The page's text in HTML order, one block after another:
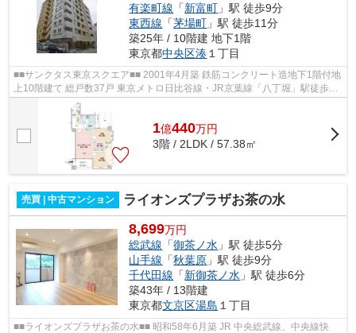
有楽町線 「新富町 」駅 徒歩9分
東西線 「茅場町 」駅 徒歩11分
築25年 / 10階建 地下1階
東京都中央区湊 １丁目
■■サンクタス東京スクエア■■ 2001年4月築 鉄筋コンクリート造地下1階付地
上10階建て 総戸数37戸 東京メトロ日比谷線・JR京葉線「八丁堀」駅徒歩4
分 東京メトロ有楽町線「新富町」駅...
1億440万円
3階 / 2LDK / 57.38㎡
売買 | 中古マンション ライオンズプラザお茶の水
8,699万円
総武線 「御茶ノ水 」駅 徒歩5分
山手線 「秋葉原 」駅 徒歩9分
千代田線 「新御茶ノ水 」駅 徒歩6分
築43年 / 13階建
東京都文京区湯島 １丁目
■■ライオンズプラザお茶の水■■ 昭和58年6月築 JR 中央総武線、中央線快